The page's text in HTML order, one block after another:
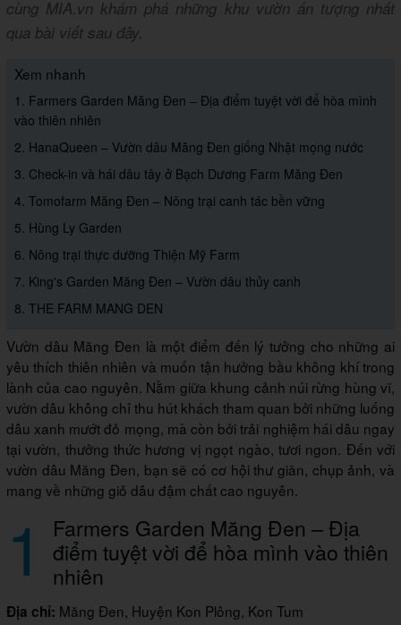
cùng MIA.vn khám phá những khu vườn ấn tượng nhất
qua bài viết sau đây.
Xem nhanh
1. Farmers Garden Măng Đen – Địa điểm tuyệt vời để hòa mình
vào thiên nhiên
2. HanaQueen – Vườn dâu Măng Đen giống Nhật mọng nước
3. Check-in và hái dâu tây ở Bạch Dương Farm Măng Đen
4. Tomofarm Măng Đen – Nông trại canh tác bền vững
5. Hùng Ly Garden
6. Nông trại thực dưỡng Thiện Mỹ Farm
7. King's Garden Măng Đen – Vườn dâu thủy canh
8. THE FARM MANG DEN
Vườn dâu Măng Đen là một điểm đến lý tưởng cho những ai
yêu thích thiên nhiên và muốn tận hưởng bầu không khí trong
lành của cao nguyên. Nằm giữa khung cảnh núi rừng hùng vĩ,
vườn dâu không chỉ thu hút khách tham quan bởi những luống
dâu xanh mướt đỏ mọng, mà còn bởi trải nghiệm hái dâu ngay
tại vườn, thưởng thức hương vị ngọt ngào, tươi ngon. Đến với
vườn dâu Măng Đen, bạn sẽ có cơ hội thư giãn, chụp ảnh, và
mang về những giỏ dâu đậm chất cao nguyên.
1 Farmers Garden Măng Đen – Địa
điểm tuyệt vời để hòa mình vào thiên
nhiên
Địa chỉ: Măng Đen, Huyện Kon Plông, Kon Tum